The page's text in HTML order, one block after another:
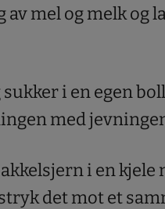
mel og melk og
i en egen
med
i en kjele
det mot et